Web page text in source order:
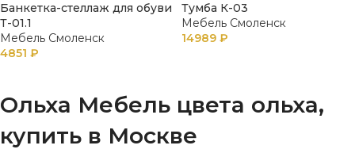
Банкетка-стеллаж для обуви
Т-01.1
Мебель Смоленск
4851 ₽
Тумба К-03
Мебель Смоленск
14989 ₽
Ольха Мебель цвета ольха,
купить в Москве